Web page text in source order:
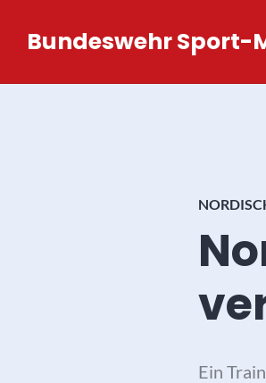
InhaltBundeswehr Sport-
Ein